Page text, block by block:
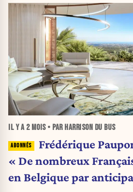
IL Y A 2 MOIS• PAR HARRISON DU BUS
Frédérique
« De nombreux
en Belgique par